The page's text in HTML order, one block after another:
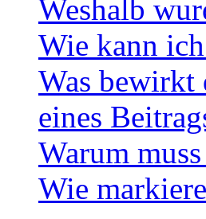
Weshalb
Wie kann
Was bewirkt
eines
Warum
Wie